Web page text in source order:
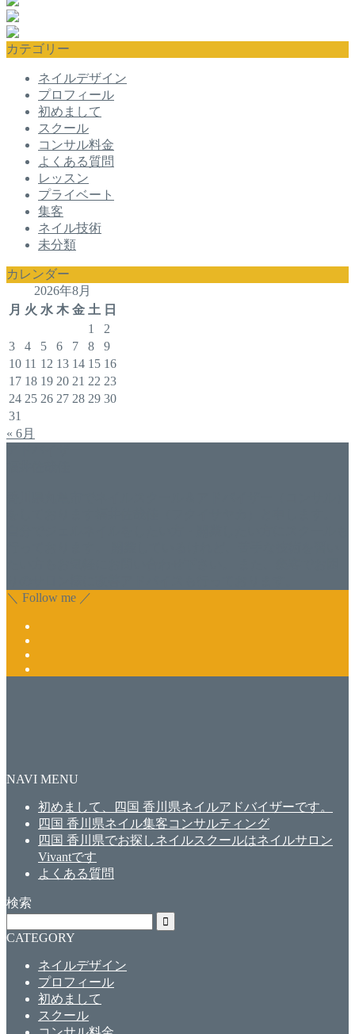
カテゴリー
ネイルデザイン
プロフィール
初めまして
スクール
コンサル料金
よくある質問
レッスン
プライベート
集客
ネイル技術
未分類
カレンダー
2026年8月
月 火 水 木 金 土 日
1
2
3
4 5 6 7 8
9
10 11 12 13 14 15 16
17 18 19 20 21 22 23
24 25 26 27 28 29 30
31
« 6月
＼ Follow me ／
NAVI MENU
初めまして、四国 香川県ネイルアドバイザーです。
四国 香川県ネイル集客コンサルティング
四国 香川県でお探しネイルスクールはネイルサロン
Vivantです
よくある質問
検索
CATEGORY
ネイルデザイン
プロフィール
初めまして
スクール